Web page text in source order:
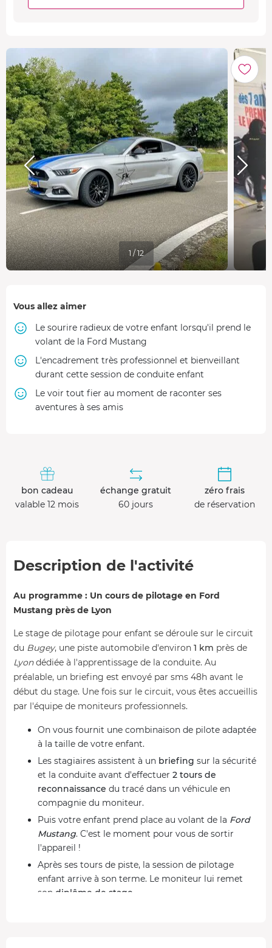
1 / 12
Vous allez aimer
Le sourire radieux de votre enfant lorsqu'il prend le
volant de la Ford Mustang
L'encadrement très professionnel et bienveillant
durant cette session de conduite enfant
Le voir tout fier au moment de raconter ses
aventures à ses amis
bon cadeau
valable 12 mois
échange gratuit
60 jours
zéro frais
de réservation
Description de l'activité
Au programme : Un cours de pilotage en Ford
Mustang près de Lyon
Le stage de pilotage pour enfant se déroule sur le circuit
du Bugey, une piste automobile d'environ 1 km près de
Lyondédiée à l'apprentissage de la conduite. Au
préalable, un briefing est envoyé par sms 48h avant le
début du stage. Une fois sur le circuit, vous êtes accueillis
par l'équipe de moniteurs professionnels.
On vous fournit une combinaison de pilote adaptée
à la taille de votre enfant.
Les stagiaires assistent à un briefing sur la sécurité
et la conduite avant d'effectuer 2 tours de
reconnaissance du tracé dans un véhicule en
compagnie du moniteur.
Puis votre enfant prend place au volant de la Ford
Mustang. C'est le moment pour vous de sortir
l'appareil !
Après ses tours de piste, la session de pilotage
enfant arrive à son terme. Le moniteur lui remet
son diplôme de stage